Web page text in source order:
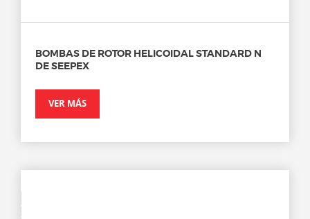
BOMBAS DE ROTOR HELICOIDAL STANDARD N
DE SEEPEX
VER MÁS